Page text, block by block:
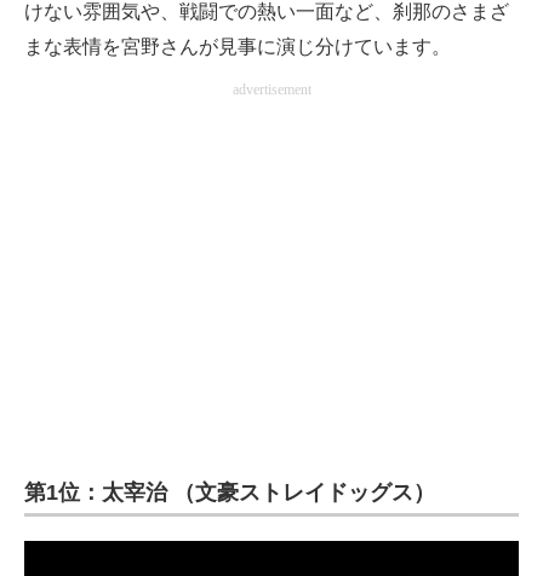
けない雰囲気や、戦闘での熱い一面など、刹那のさまざ
まな表情を宮野さんが見事に演じ分けています。
advertisement
第1位：太宰治 （文豪ストレイドッグス）